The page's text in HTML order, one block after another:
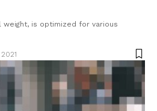
weight, is optimized for various